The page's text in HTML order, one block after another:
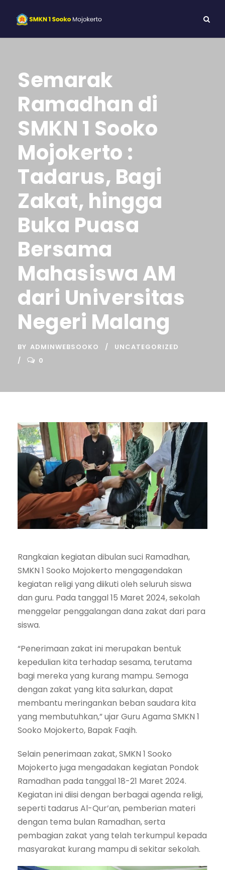
Semarak
Ramadhan di
SMKN 1 Sooko
Mojokerto :
Tadarus, Bagi
Zakat, hingga
Buka Puasa
Bersama
Mahasiswa AM
dari Universitas
Negeri Malang
BY ADMINWEBSOOKO
UNCATEGORIZED
0
Rangkaian kegiatan dibulan suci Ramadhan,
SMKN 1 Sooko Mojokerto mengagendakan
kegiatan religi yang diikuti oleh seluruh siswa
dan guru. Pada tanggal 15 Maret 2024, sekolah
menggelar penggalangan dana zakat dari para
siswa.
“Penerimaan zakat ini merupakan bentuk
kepedulian kita terhadap sesama, terutama
bagi mereka yang kurang mampu. Semoga
dengan zakat yang kita salurkan, dapat
membantu meringankan beban saudara kita
yang membutuhkan,” ujar Guru Agama SMKN 1
Sooko Mojokerto, Bapak Faqih.
Selain penerimaan zakat, SMKN 1 Sooko
Mojokerto juga mengadakan kegiatan Pondok
Ramadhan pada tanggal 18-21 Maret 2024.
Kegiatan ini diisi dengan berbagai agenda religi,
seperti tadarus Al-Qur’an, pemberian materi
dengan tema bulan Ramadhan, serta
pembagian zakat yang telah terkumpul kepada
masyarakat kurang mampu di sekitar sekolah.